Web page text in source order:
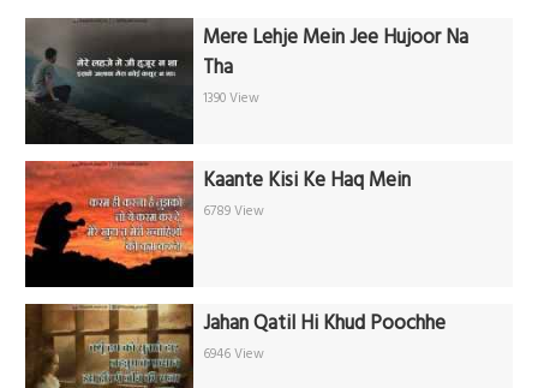
Mere Lehje Mein Jee Hujoor Na
Tha
1390 View
Kaante Kisi Ke Haq Mein
6789 View
Jahan Qatil Hi Khud Poochhe
6946 View